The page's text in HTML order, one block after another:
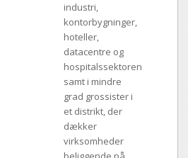
industri,
kontorbygninger,
hoteller,
datacentre og
hospitalssektoren
samt i mindre
grad grossister i
et distrikt, der
dækker
virksomheder